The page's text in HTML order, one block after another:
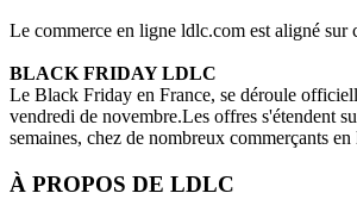
Le commerce en ligne ldlc.com est aligné sur
BLACK FRIDAYLDLC
Le Black Friday en France, se déroule
vendredi de novembre.Les offres s'étendent
semaines, chez de nombreux commerçants
À PROPOS DE LDLC